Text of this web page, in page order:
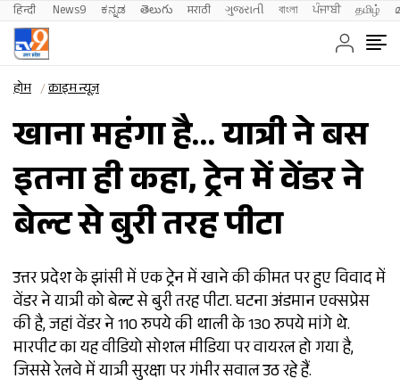
हिन्दी News9 ಕನ್ನಡ తెలుగు मराठी ગુજરાતી বাংলা ਪੰਜਾਬੀ தமிழ்
होम क्राइम न्यूज़
खाना महंगा है… यात्री ने बस
इतना ही कहा, ट्रेन में वेंडर ने
बेल्ट से बुरी तरह पीटा
उत्तर प्रदेश के झांसी में एक ट्रेन में खाने की कीमत पर हुए विवाद में
वेंडर ने यात्री को बेल्ट से बुरी तरह पीटा. घटना अंडमान एक्सप्रेस
की है, जहां वेंडर ने 110 रुपये की थाली के 130 रुपये मांगे थे.
मारपीट का यह वीडियो सोशल मीडिया पर वायरल हो गया है,
जिससे रेलवे में यात्री सुरक्षा पर गंभीर सवाल उठ रहे हैं.